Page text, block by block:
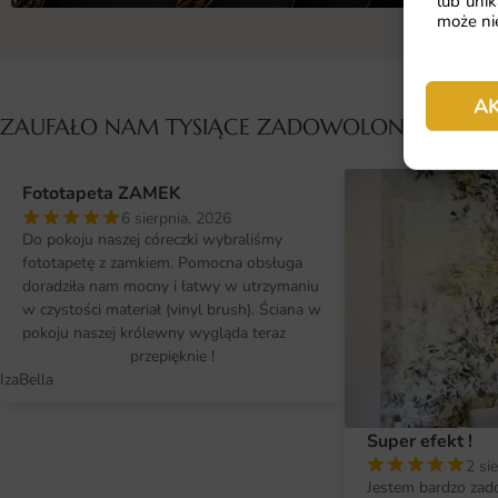
może
ZAUFAŁO NAM TYSIĄCE ZADOWOLONYCH
Fototapeta ZAMEK
6 sierpnia, 2026
Do pokoju naszej córeczki wybraliśmy
fototapetę z zamkiem. Pomocna obsługa
doradziła nam mocny i łatwy w utrzymaniu
w czystości materiał (vinyl brush). Ściana w
pokoju naszej królewny wygląda teraz
przepięknie !
IzaBella
Super efekt !
2
Jestem bardzo